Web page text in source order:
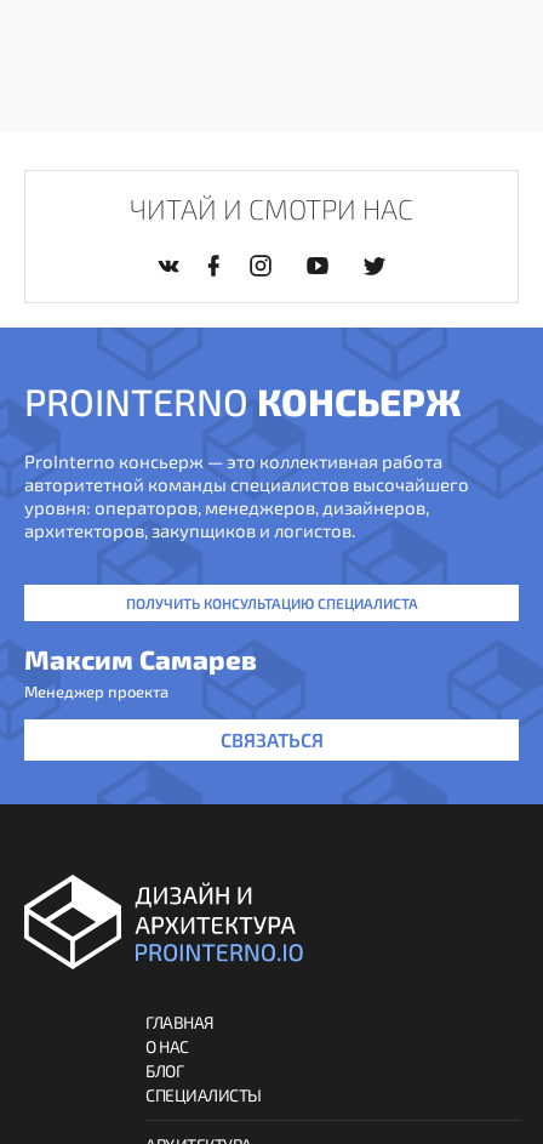
ЧИТАЙ И СМОТРИ НАС
PROINTERNO КОНСЬЕРЖ
ProInterno консьерж — это коллективная работа
авторитетной команды специалистов высочайшего
уровня: операторов, менеджеров, дизайнеров,
архитекторов, закупщиков и логистов.
ПОЛУЧИТЬ КОНСУЛЬТАЦИЮ СПЕЦИАЛИСТА
Максим Самарев
Менеджер проекта
СВЯЗАТЬСЯ
ГЛАВНАЯ
О НАС
БЛОГ
СПЕЦИАЛИСТЫ